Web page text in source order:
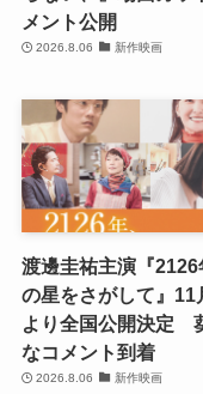
メント公開
2026.8.06 新作映画
渡邊圭祐主演『2126
の星をさがして』11
より全国公開決定
なコメント到着
2026.8.06 新作映画